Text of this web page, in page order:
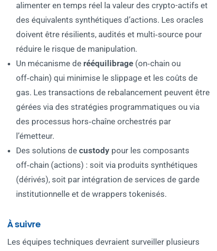
alimenter en temps réel la valeur des crypto-actifs et
des équivalents synthétiques d’actions. Les oracles
doivent être résilients, audités et multi‑source pour
réduire le risque de manipulation.
Un mécanisme de rééquilibrage (on‑chain ou
off‑chain) qui minimise le slippage et les coûts de
gas. Les transactions de rebalancement peuvent être
gérées via des stratégies programmatiques ou via
des processus hors‑chaîne orchestrés par
l’émetteur.
Des solutions de custody pour les composants
off‑chain (actions) : soit via produits synthétiques
(dérivés), soit par intégration de services de garde
institutionnelle et de wrappers tokenisés.
À suivre
Les équipes techniques devraient surveiller plusieurs